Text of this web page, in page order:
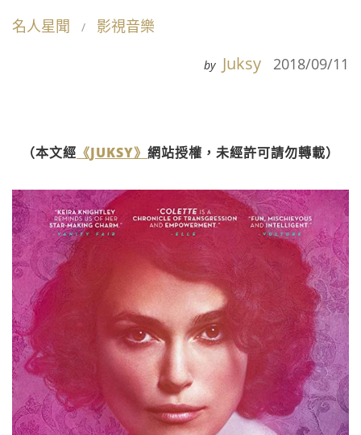
名人星聞 影視音樂
by Juksy 2018/09/11
（本文經 《JUKSY》 網站授權，未經許可請勿轉載）